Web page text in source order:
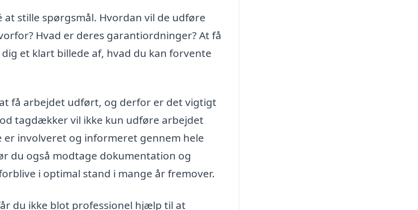
stille spørgsmål. Hvordan vil de udføre
Hvad er deres garantiordninger? At få
et klart billede af, hvad du kan forvente
få arbejdet udført, og derfor er det vigtigt
tagdækker vil ikke kun udføre arbejdet
involveret og informeret gennem hele
du også modtage dokumentation og
i optimal stand i mange år fremover.
du ikke blot professionel hjælp til at